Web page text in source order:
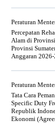
Peraturan
Percepatan
Alam di
Provinsi
Anggaran
Peraturan
Tata Cara
Specific Duty
Republik
Ekonomi